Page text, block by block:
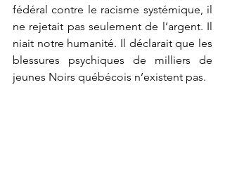
fédéral contre le racisme systémique, il
ne rejetait pas seulement de l’argent. Il
niait notre humanité. Il déclarait que les
blessures psychiques de milliers de
jeunes Noirs québécois n’existent pas.